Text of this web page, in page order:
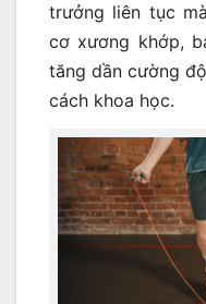
trưởng liên tục
cơ xương khớp,
tăng dần cường
cách khoa học.